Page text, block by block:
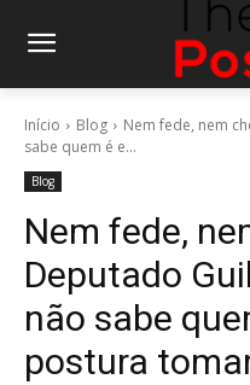
Início Blog
Nem fede, nem
sabe quem é e...
Blog
Nem fede,
Deputado
não sabe
postura